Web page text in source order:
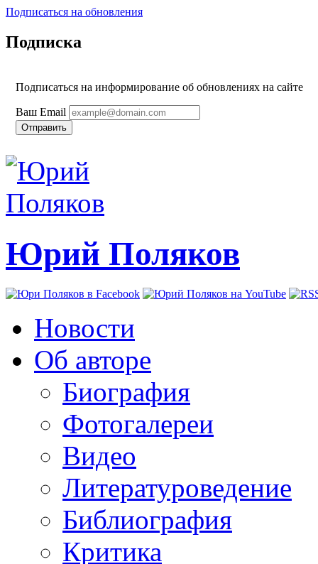
Подписаться на обновления
Подписка
Подписаться на информирование об обновлениях на сайте
Ваш Email
Юрий Поляков
Новости
Об авторе
Биография
Фотогалереи
Видео
Литературоведение
Библиография
Критика